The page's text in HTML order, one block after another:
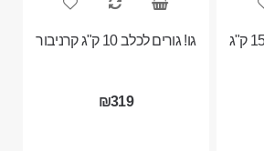
גו! גורים לכלב 10 ק"ג קרניבור
₪319